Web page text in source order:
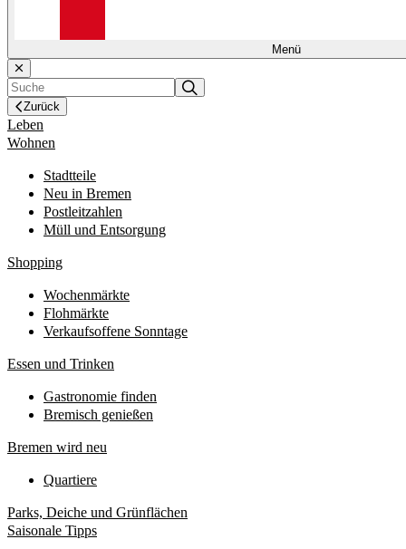
Menü
Zurück
Leben
Wohnen
Stadtteile
Neu in Bremen
Postleitzahlen
Müll und Entsorgung
Shopping
Wochenmärkte
Flohmärkte
Verkaufsoffene Sonntage
Essen und Trinken
Gastronomie finden
Bremisch genießen
Bremen wird neu
Quartiere
Parks, Deiche und Grünflächen
Saisonale Tipps